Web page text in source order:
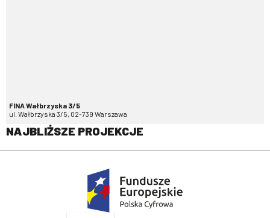
FINA Wałbrzyska 3/5
ul. Wałbrzyska 3/5, 02-739 Warszawa
NAJBLIŻSZE PROJEKCJE